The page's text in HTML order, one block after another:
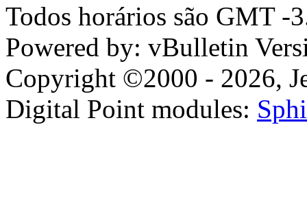
Todos horários são GMT -
Powered by: vBulletin
Copyright ©2000 - 2026,
Digital Point modules: